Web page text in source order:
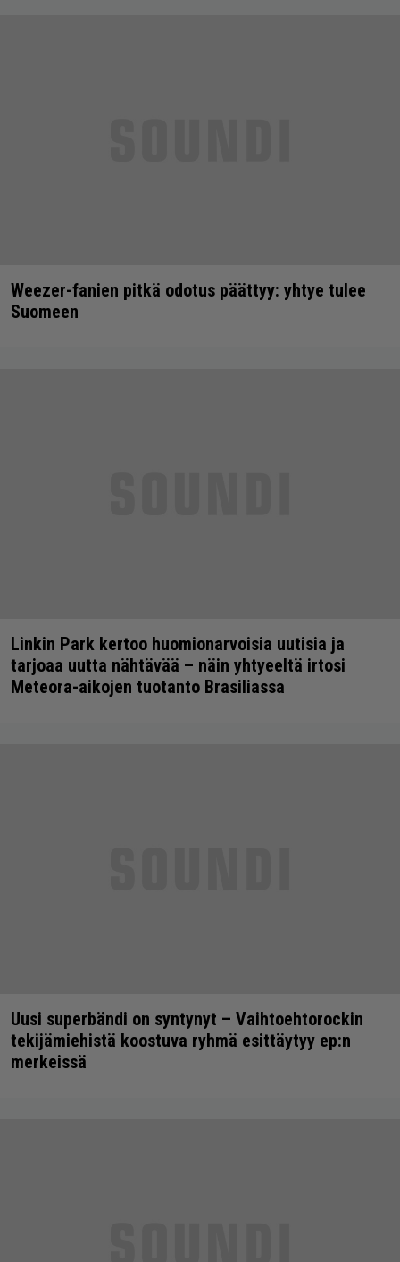
Weezer-fanien pitkä odotus päättyy: yhtye tulee
Suomeen
Linkin Park kertoo huomionarvoisia uutisia ja
tarjoaa uutta nähtävää – näin yhtyeeltä irtosi
Meteora-aikojen tuotanto Brasiliassa
Uusi superbändi on syntynyt – Vaihtoehtorockin
tekijämiehistä koostuva ryhmä esittäytyy ep:n
merkeissä